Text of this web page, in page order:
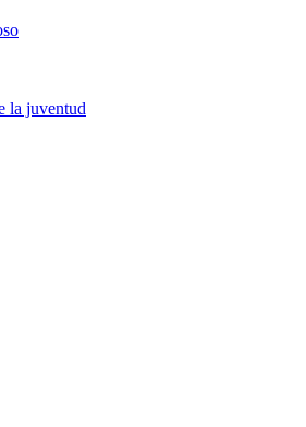
la juventud